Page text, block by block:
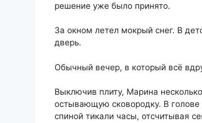
решение уже было принято.
За окном летел мокрый снег. В
дверь.
Обычный вечер, в который всё
Выключив плиту, Марина
остывающую сковородку. В голове
спиной тикали часы, отсчитывая